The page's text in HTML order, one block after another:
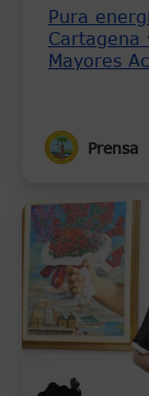
Pura
Cartagena
Mayores
Prensa